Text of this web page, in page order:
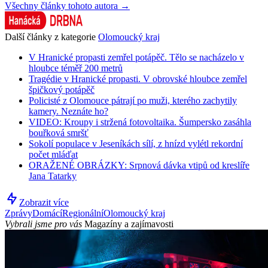
Všechny články tohoto autora →
Další články z kategorie Olomoucký kraj
V Hranické propasti zemřel potápěč. Tělo se nacházelo v
hloubce téměř 200 metrů
Tragédie v Hranické propasti. V obrovské hloubce zemřel
špičkový potápěč
Policisté z Olomouce pátrají po muži, kterého zachytily
kamery. Neznáte ho?
VIDEO: Kroupy i stržená fotovoltaika. Šumpersko zasáhla
bouřková smršť
Sokolí populace v Jeseníkách sílí, z hnízd vylétl rekordní
počet mláďat
ORAŽENÉ OBRÁZKY: Srpnová dávka vtipů od kreslíře
Jana Tatarky
Zobrazit více
ZprávyDomácíRegionálníOlomoucký kraj
Vybrali jsme pro vás Magazíny a zajímavosti